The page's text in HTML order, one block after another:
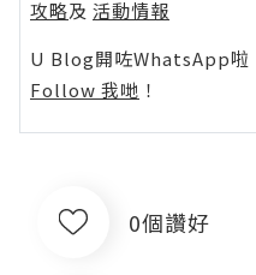
攻略及 活動情報
U Blog開咗WhatsApp啦
Follow 我哋 ！
0個讚好